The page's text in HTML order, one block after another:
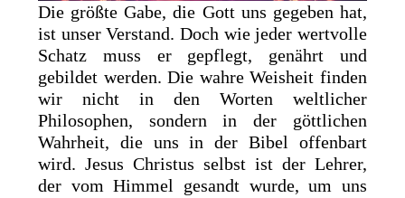
Die größte Gabe, die Gott uns gegeben hat,
ist unser Verstand. Doch wie jeder wertvolle
Schatz muss er gepflegt, genährt und
gebildet werden. Die wahre Weisheit finden
wir nicht in den Worten weltlicher
Philosophen, sondern in der göttlichen
Wahrheit, die uns in der Bibel offenbart
wird. Jesus Christus selbst ist der Lehrer,
der vom Himmel gesandt wurde, um uns